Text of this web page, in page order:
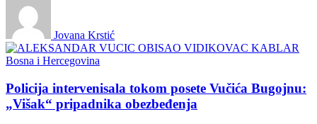
Jovana Krstić
Bosna i Hercegovina
Policija intervenisala tokom posete Vučića Bugojnu:
„Višak“ pripadnika obezbeđenja